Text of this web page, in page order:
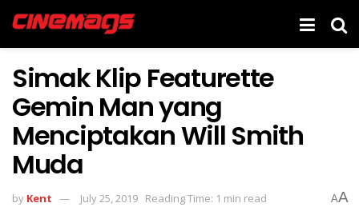
Simak Klip Featurette
Gemin Man yang
Menciptakan Will Smith
Muda
by Kent July 25, 2019 Reading Time: 1 min read AA